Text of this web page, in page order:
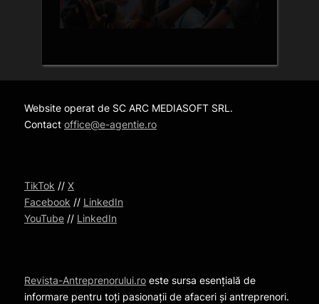
Website operat de SC ARC MEDIASOFT SRL.
Contact office@e-agentie.ro
TikTok // X
Facebook // LinkedIn
YouTube // LinkedIn
Revista-Antreprenorului.ro este sursa esențială de
informare pentru toți pasionații de afaceri și antreprenori.